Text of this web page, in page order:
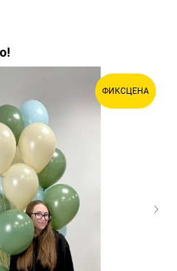
ФИКСЦЕНА